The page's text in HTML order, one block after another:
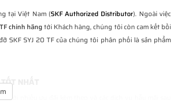
tại Việt Nam (SKF Authorized Distributor). Ngoài việc
chính hãngtới Khách hàng, chúng tôi còn cam kết bồi
SKF SYJ 20 TF của chúng tôi phân phối là sản phẩm
NHẤT
với nhiều ưu đãi kèm theo và các dịch vụ hẫu mãi sau